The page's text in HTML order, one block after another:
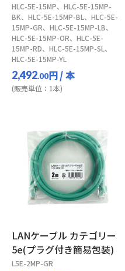
HLC-5E-15MP、HLC-5E-15MP-
BK、HLC-5E-15MP-BL、HLC-5E-
15MP-GR、HLC-5E-15MP-LB、
HLC-5E-15MP-OR、HLC-5E-
15MP-RD、HLC-5E-15MP-SL、
HLC-5E-15MP-YL
2,492.00円/ 本
(販売単位：1本)
LANケーブル カテゴリー
5e(プラグ付き簡易包装)
L5E-2MP-GR